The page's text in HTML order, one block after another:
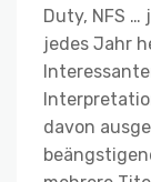
Duty, NFS …
jedes Jahr
davon